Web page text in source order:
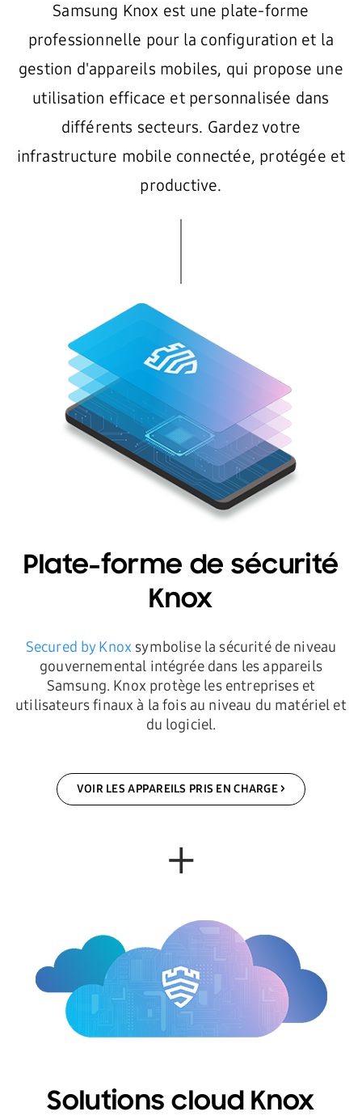
Samsung Knox est une plate-forme
professionnelle pour la configuration et la
gestion d'appareils mobiles, qui propose une
utilisation efficace et personnalisée dans
différents secteurs. Gardez votre
infrastructure mobile connectée, protégée et
productive.
Plate-forme de sécurité
Knox
Secured by Knox symbolise la sécurité de niveau
gouvernemental intégrée dans les appareils
Samsung. Knox protège les entreprises et
utilisateurs finaux à la fois au niveau du matériel et
du logiciel.
VOIR LES APPAREILS PRIS EN CHARGE
Solutions cloud Knox